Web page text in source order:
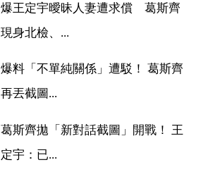
爆王定宇曖昧人妻遭求償 葛斯齊
現身北檢、...
爆料「不單純關係」遭駁！ 葛斯齊
再丟截圖...
葛斯齊拋「新對話截圖」開戰！ 王
定宇：已...